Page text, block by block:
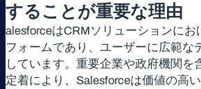
することが重要な理由
alesforceはCRMソリューションにお
フォームであり、ユーザーに広範な
しています。重要企業や政府機関を
定着により、Salesforceは価値の高